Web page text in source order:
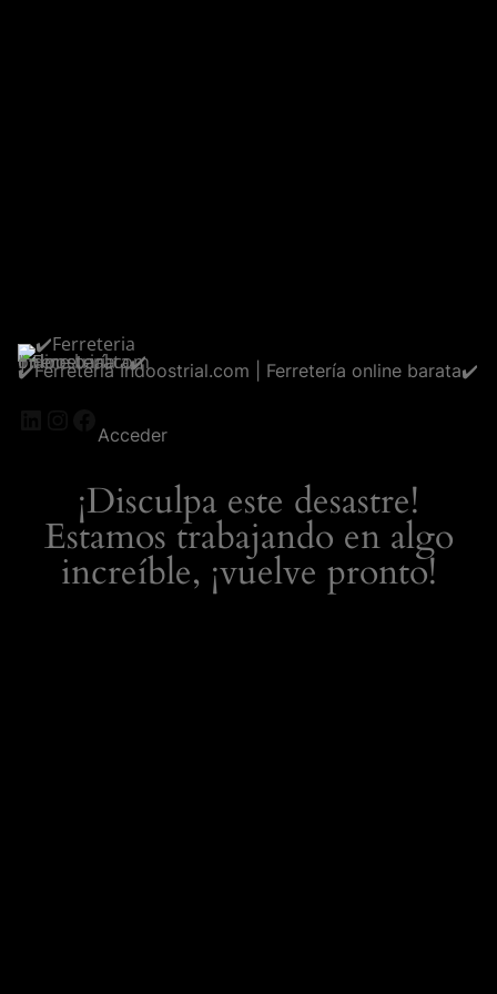
✔️Ferreteria Indoostrial.com | Ferretería online barata✔️
LinkedIn
Instagram
Facebook
Acceder
¡Disculpa este desastre!
Estamos trabajando en algo
increíble, ¡vuelve pronto!